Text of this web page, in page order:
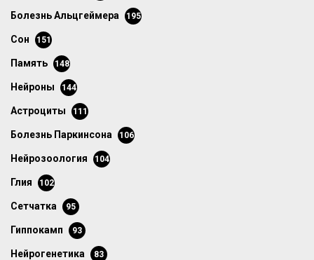
болезнь Альцгеймера 195
сон 151
память 148
нейроны 144
астроциты 111
болезнь Паркинсона 106
нейрозоология 104
глия 102
сетчатка 95
гиппокамп 93
нейрогенетика 83